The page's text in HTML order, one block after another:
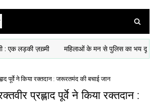
ज़ख़्मी महिलाओं के मन से पुलिस का भय दूर करना
पूर्वे ने किया रक्तदान : जरूरतमंद की बचाई जान
प्रह्लाद पूर्वे ने किया रक्तदान :